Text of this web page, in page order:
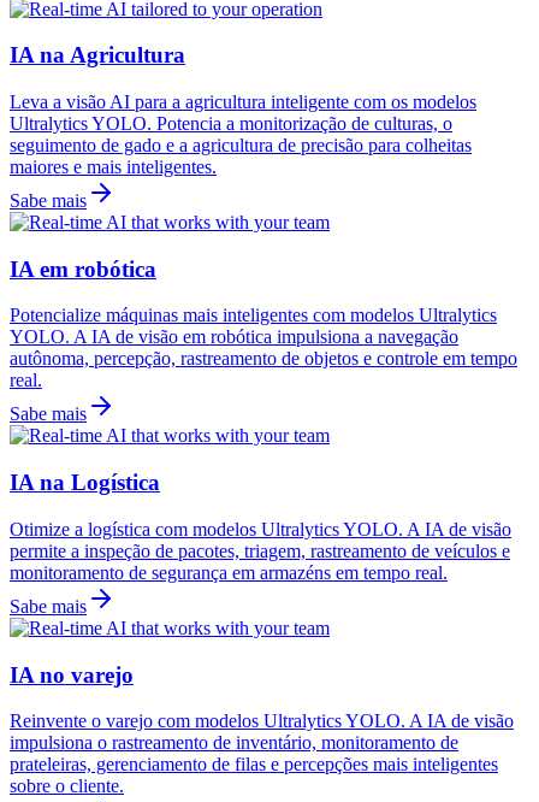
IA na Agricultura
Leva a visão AI para a agricultura inteligente com os modelos
Ultralytics YOLO. Potencia a monitorização de culturas, o
seguimento de gado e a agricultura de precisão para colheitas
maiores e mais inteligentes.
Sabe mais
IA em robótica
Potencialize máquinas mais inteligentes com modelos Ultralytics
YOLO. A IA de visão em robótica impulsiona a navegação
autônoma, percepção, rastreamento de objetos e controle em tempo
real.
Sabe mais
IA na Logística
Otimize a logística com modelos Ultralytics YOLO. A IA de visão
permite a inspeção de pacotes, triagem, rastreamento de veículos e
monitoramento de segurança em armazéns em tempo real.
Sabe mais
IA no varejo
Reinvente o varejo com modelos Ultralytics YOLO. A IA de visão
impulsiona o rastreamento de inventário, monitoramento de
prateleiras, gerenciamento de filas e percepções mais inteligentes
sobre o cliente.